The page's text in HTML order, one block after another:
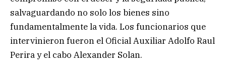
salvaguardando no solo los bienes sino
fundamentalmente la vida. Los funcionarios que
intervinieron fueron el Oficial Auxiliar Adolfo Raul
Perira y el cabo Alexander Solan.